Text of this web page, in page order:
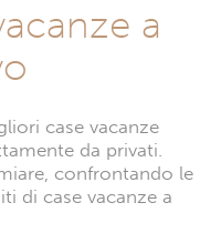
a
case vacanze
da privati.
confrontando le
di case vacanze a